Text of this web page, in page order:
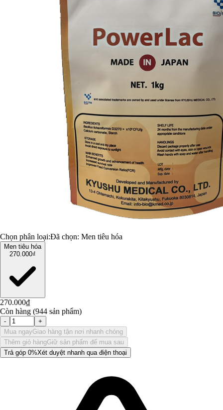
Chọn phân loại:Đã chọn: Men tiêu hóa
Men tiêu hóa
270.000₫
270.000₫
Còn hàng (944 sản phẩm)
-
+
Mua ngayGiao hàng tận nơi nhanh chóng
Thêm giỏ hàngGiữ sản phẩm để mua sau
Trả góp 0%Xét duyệt nhanh qua điện thoại